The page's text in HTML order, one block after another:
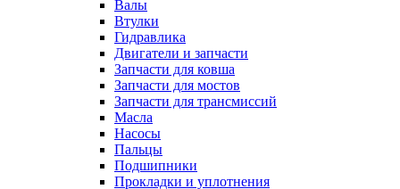
Валы
Втулки
Гидравлика
Двигатели и запчасти
Запчасти для ковша
Запчасти для мостов
Запчасти для трансмиссий
Масла
Насосы
Пальцы
Подшипники
Прокладки и уплотнения